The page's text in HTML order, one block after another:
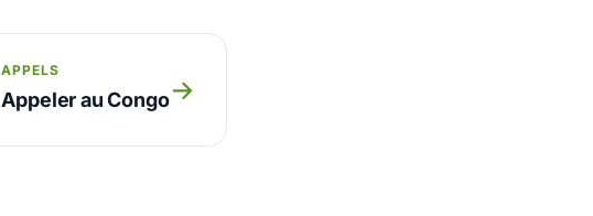
APPELS
Appeler au Congo→